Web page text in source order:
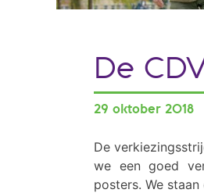
De
29 oktober 2018
De
we een goed
posters. We